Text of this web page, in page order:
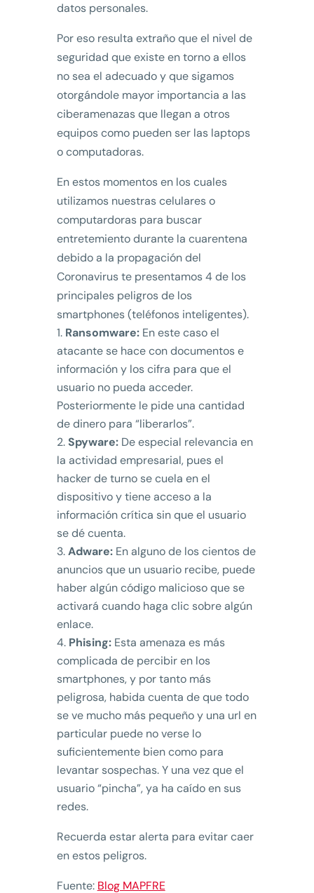
datos personales.
Por eso resulta extraño que el nivel de
seguridad que existe en torno a ellos
no sea el adecuado y que sigamos
otorgándole mayor importancia a las
ciberamenazas que llegan a otros
equipos como pueden ser las laptops
o computadoras.
En estos momentos en los cuales
utilizamos nuestras celulares o
computardoras para buscar
entretemiento durante la cuarentena
debido a la propagación del
Coronavirus te presentamos 4 de los
principales peligros de los
smartphones (teléfonos inteligentes).
Ransomware:En este caso el
atacante se hace con documentos e
información y los cifra para que el
usuario no pueda acceder.
Posteriormente le pide una cantidad
de dinero para “liberarlos”.
Spyware:De especial relevancia en
la actividad empresarial, pues el
hacker de turno se cuela en el
dispositivo y tiene acceso a la
información crítica sin que el usuario
se dé cuenta.
Adware:En alguno de los cientos de
anuncios que un usuario recibe, puede
haber algún código malicioso que se
activará cuando haga clic sobre algún
enlace.
Phising:Esta amenaza es más
complicada de percibir en los
smartphones, y por tanto más
peligrosa, habida cuenta de que todo
se ve mucho más pequeño y una url en
particular puede no verse lo
suficientemente bien como para
levantar sospechas. Y una vez que el
usuario “pincha”, ya ha caído en sus
redes.
Recuerda estar alerta para evitar caer
en estos peligros.
Fuente: Blog MAPFRE